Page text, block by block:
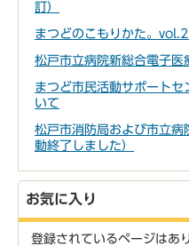
訂）
まつどのこもりかた。
松戸市立病院新総合電子医
まつど市民活動サポート
いて
松戸市消防局および市立病
動終了しました）
お気に入り
登録されているページはあ